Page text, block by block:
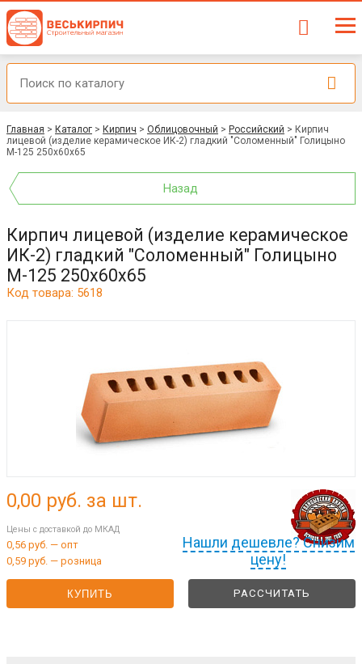
Главная > Каталог > Кирпич > Облицовочный > Российский > Кирпич
лицевой (изделие керамическое ИК-2) гладкий "Соломенный" Голицыно
М-125 250х60х65
Назад
Кирпич лицевой (изделие керамическое
ИК-2) гладкий "Соломенный" Голицыно
М-125 250х60х65
Код товара: 5618
Нашли дешевле? Снизим
цену!
0,00 руб. за шт.
Цены с доставкой до МКАД
0,56 руб. — опт
0,59 руб. — розница
КУПИТЬ РАССЧИТАТЬ